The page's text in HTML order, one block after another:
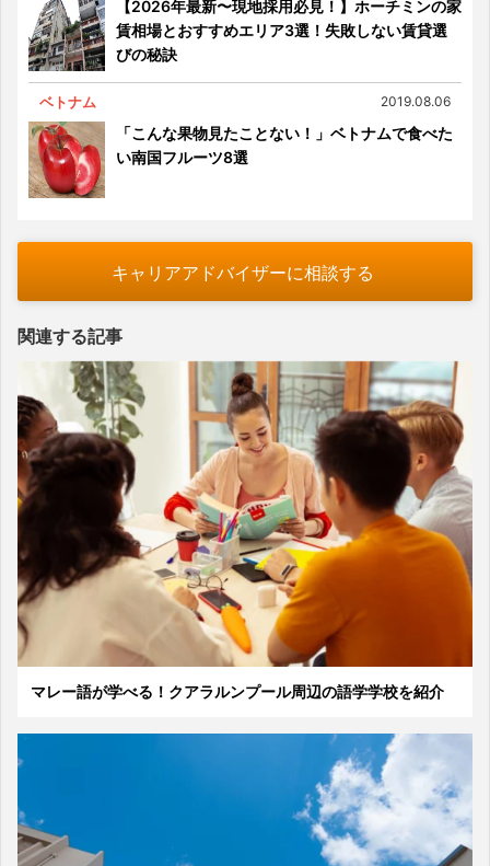
【2026年最新〜現地採用必見！】ホーチミンの家
賃相場とおすすめエリア3選！失敗しない賃貸選
びの秘訣
ベトナム 2019.08.06
「こんな果物見たことない！」ベトナムで食べた
い南国フルーツ8選
キャリアアドバイザーに相談する
関連する記事
マレー語が学べる！クアラルンプール周辺の語学学校を紹介